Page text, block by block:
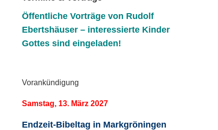
Öffentliche Vorträge von Rudolf
Ebertshäuser – interessierte Kinder
Gottes sind eingeladen!
Vorankündigung
Samstag, 13. März 2027
Endzeit-Bibeltag in Markgröningen